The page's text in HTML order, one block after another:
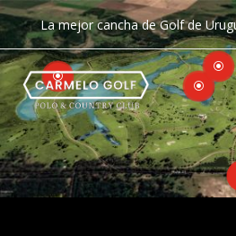
La mejor cancha de Golf de
\
\
\